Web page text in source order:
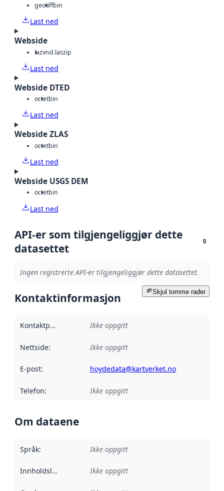
geotiffbin
Last ned
Webside
lazvnd.laszip
Last ned
Webside DTED
octetbin
Last ned
Webside ZLAS
octetbin
Last ned
Webside USGS DEM
octetbin
Last ned
API-er som tilgjengeliggjør dette
datasettet
0
Ingen registrerte API-er tilgjengeliggjør dette datasettet.
Skjul tomme rader
Kontaktinformasjon
Kontaktpunkt Ikke oppgitt
Nettside: Ikke oppgitt
E-post: hoydedata@kartverket.no
Telefon: Ikke oppgitt
Om dataene
Språk: Ikke oppgitt
Innholdsleverandører :
Ikke oppgitt